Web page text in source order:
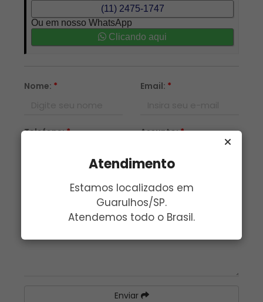
Atendimento
Estamos localizados em
Guarulhos/SP.
Atendemos todo o Brasil.
(11) 2475-1747
Ou em nosso WhatsApp
Clicando aqui
Nome: * Email: *
Telefone:* Assunto:*
Enviar